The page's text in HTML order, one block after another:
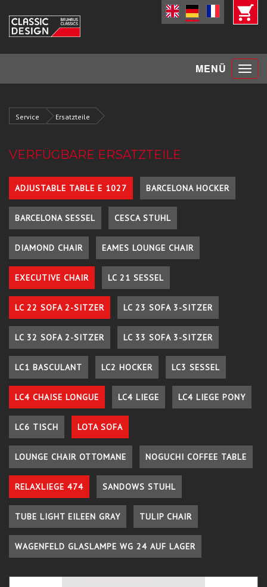
MENÜ Toggle
Service Ersatzteile
VERFÜGBARE ERSATZTEILE
ADJUSTABLE TABLE E 1027 BARCELONA HOCKER
BARCELONA SESSEL CESCA STUHL
DIAMOND CHAIR EAMES LOUNGE CHAIR
EXECUTIVE CHAIR LC 21 SESSEL
LC 22 SOFA 2-SITZER LC 23 SOFA 3-SITZER
LC 32 SOFA 2-SITZER LC 33 SOFA 3-SITZER
LC1 BASCULANT LC2 HOCKER LC3 SESSEL
LC4 CHAISE LONGUE LC4 LIEGE LC4 LIEGE PONY
LC6 TISCH LOTA SOFA
LOUNGE CHAIR OTTOMANE NOGUCHI COFFEE TABLE
RELAXLIEGE 474 SANDOWS STUHL
TUBE LIGHT EILEEN GRAY TULIP CHAIR
WAGENFELD GLASLAMPE WG 24 AUF LAGER